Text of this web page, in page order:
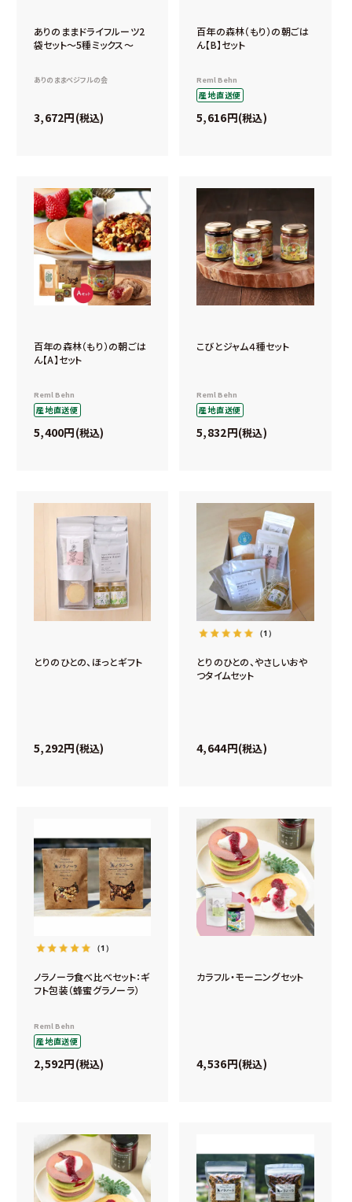
ありのままドライフルーツ2
袋セット～5種ミックス～
ありのままベジフルの会
3,672 税込
百年の森林（もり）の朝ごは
ん【B】セット
Reml Behn
産地直送便
5,616 税込
百年の森林（もり）の朝ごは
ん【A】セット
Reml Behn
産地直送便
5,400 税込
こびとジャム４種セット
Reml Behn
産地直送便
5,832 税込
とりのひとの、ほっとギフト
5,292 税込
（1）
とりのひとの、やさしいおや
つタイムセット
4,644 税込
（1）
ノラノーラ食べ比べセット：ギ
フト包装（蜂蜜グラノーラ）
Reml Behn
産地直送便
2,592 税込
カラフル・モーニングセット
4,536 税込